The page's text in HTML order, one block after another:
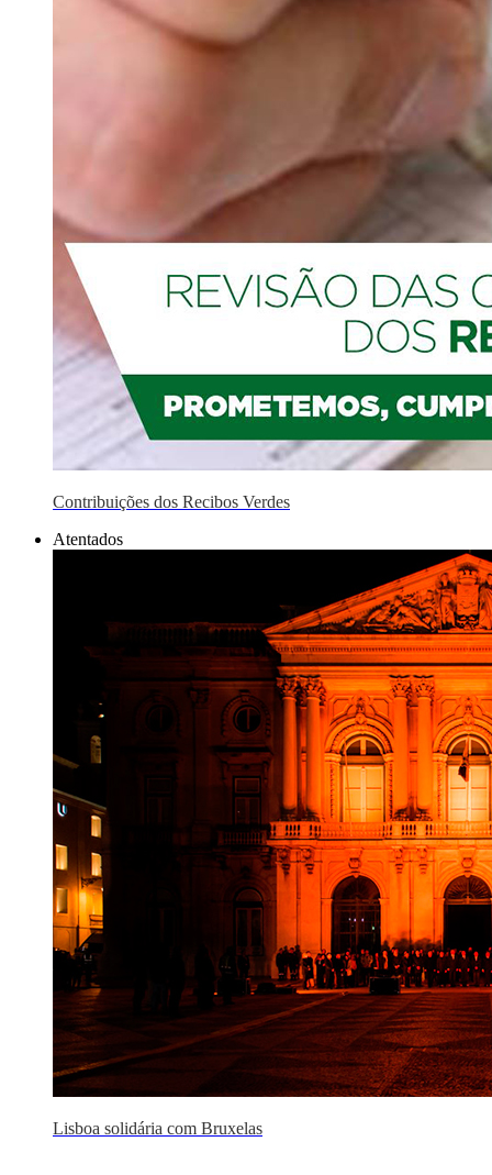
Contribuições dos Recibos Verdes
Atentados
Lisboa solidária com Bruxelas